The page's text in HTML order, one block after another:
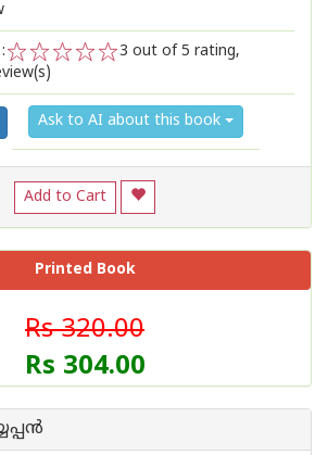
2
1
3 out of 5 rating,
Ask to AI about this book
Add to Cart
Printed Book
Rs 320.00
Rs 304.00